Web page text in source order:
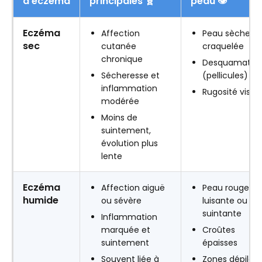
Eczéma
sec
Affection
cutanée
chronique
Sécheresse et
inflammation
modérée
Moins de
suintement,
évolution plus
lente
Peau sèche et
craquelée
(pellicules)
Rugosité
Eczéma
humide
Affection aiguë
ou sévère
Inflammation
marquée et
suintement
Souvent liée à
Peau rouge,
luisante ou
suintante
Croûtes
épaisses
Zones